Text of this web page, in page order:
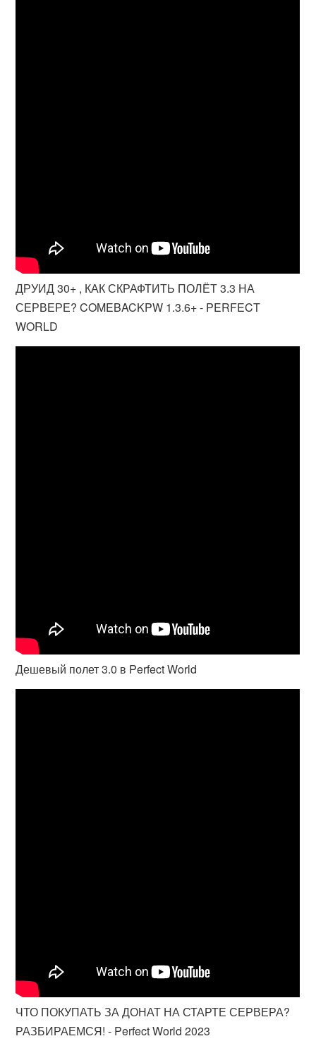
ДРУИД 30+ , КАК СКРАФТИТЬ ПОЛЁТ 3.3 НА
СЕРВЕРЕ? COMEBACKPW 1.3.6+ - PERFECT
WORLD
Дешевый полет 3.0 в Perfect World
ЧТО ПОКУПАТЬ ЗА ДОНАТ НА СТАРТЕ СЕРВЕРА?
РАЗБИРАЕМСЯ! - Perfect World 2023